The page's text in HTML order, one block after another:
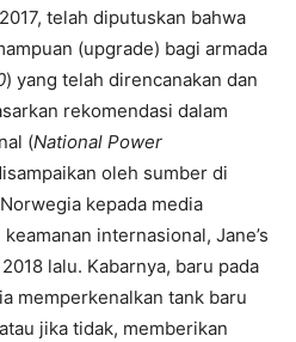
telah diputuskan bahwa
(upgrade) bagi armada
) yang telah direncanakan dan
rekomendasi dalam
(National Power
oleh sumber di
kepada media
internasional, Jane’s
lalu. Kabarnya, baru pada
memperkenalkan tank baru
jika tidak, memberikan